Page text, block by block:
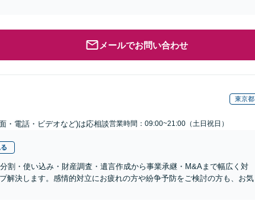
メールでお問い合わせ
東京都
・電話・ビデオなど)は応相談営業時間：09:00~21:00（土日祝日）
割・使い込み・財産調査・遺言作成から事業承継・M&Aまで幅広く対
解決します。感情的対立にお疲れの方や紛争予防をご検討の方も、お気